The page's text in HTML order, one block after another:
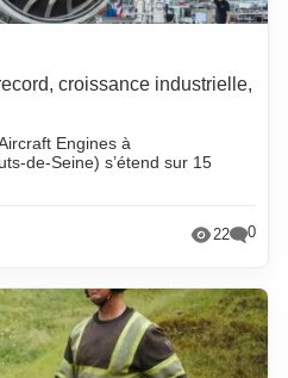
croissance industrielle,
Engines à
de-Seine) s’étend sur 15
22 0